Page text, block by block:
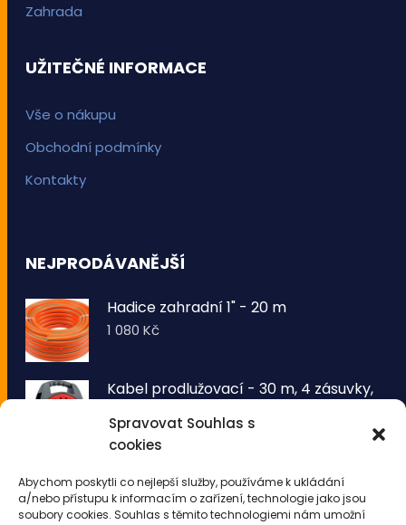
Spravovat Souhlas s
cookies
Abychom poskytli co nejlepší služby, používáme k ukládání
a/nebo přístupu k informacím o zařízení, technologie jako jsou
soubory cookies. Souhlas s těmito technologiemi nám umožní
Zahrada
UŽITEČNÉ INFORMACE
Vše o nákupu
Obchodní podmínky
Kontakty
NEJPRODÁVANĚJŠÍ
Hadice zahradní 1" - 20 m
1 080Kč
Kabel prodlužovací - 30 m, 4 zásuvky,
1 260Kč
drátů 50 LED - teplá bílá
343Kč